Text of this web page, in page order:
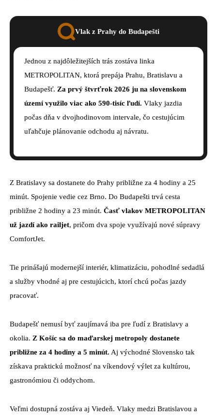
Vlak z Prahy do Budapešti
Jednou z najdôležitejších trás zostáva linka
METROPOLITAN, ktorá prepája Prahu, Bratislavu a
Budapešť. Za prvý štvrťrok 2026 ju na slovenskom
území využilo viac ako 590-tisíc ľudí. Vlaky jazdia
počas dňa v dvojhodinovom intervale, čo cestujúcim
uľahčuje plánovanie odchodu aj návratu.
Z Bratislavy sa dostanete do Prahy približne za 4 hodiny a 25
minút. Spojenie vedie cez Brno. Do Budapešti trvá cesta
približne 2 hodiny a 23 minút. Časť vlakov METROPOLITAN
už jazdí ako railjet, pričom dva spoje využívajú nové súpravy
ComfortJet.
Tie prinášajú modernejší interiér, klimatizáciu, pohodlné sedadlá
a služby vhodné aj pre cestujúcich, ktorí chcú počas jazdy
pracovať.
Budapešť nemusí byť zaujímavá iba pre ľudí z Bratislavy a
okolia. Z Košíc sa do maďarskej metropoly dostanete
približne za 4 hodiny a 5 minút. Aj východné Slovensko tak
získava praktickú možnosť na víkendový výlet za kultúrou,
gastronómiou či oddychom.
Veľmi dostupná zostáva aj Viedeň. Vlaky medzi Bratislavou a